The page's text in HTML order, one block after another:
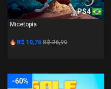
PS4
Micetopia
R$ 10,76 R$ 26,90
-60%